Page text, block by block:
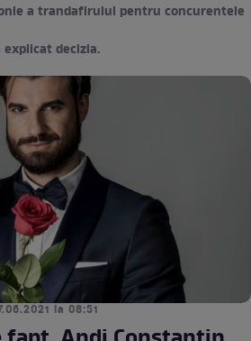
a trandafirului pentru concurentele
decizia.
la 08:51